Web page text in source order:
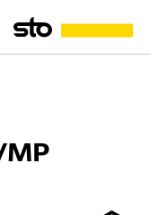
MP